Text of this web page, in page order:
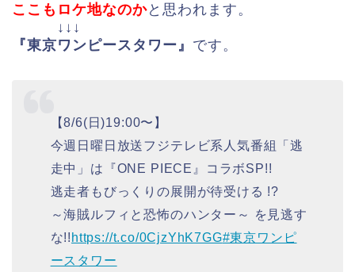
ここもロケ地なのかと思われます。
↓↓↓
『東京ワンピースタワー』 です。
【8/6(日)19:00〜】
今週日曜日放送フジテレビ系人気番組「逃
走中」は『ONE PIECE』コラボSP!!
逃走者もびっくりの展開が待受ける !?
～海賊ルフィと恐怖のハンター～ を見逃す
な!!https://t.co/0CjzYhK7GG#東京ワンピ
ースタワー